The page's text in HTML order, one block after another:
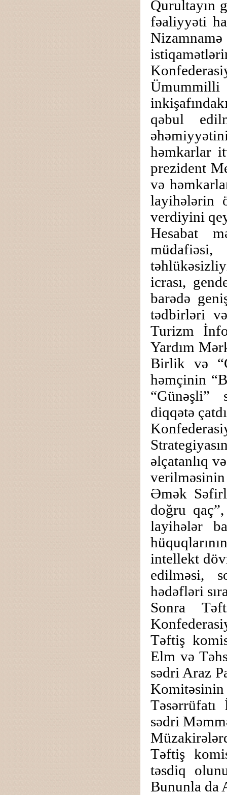
Qurultayın
fəaliyyəti
qəbul
həmkarlar
prezident
və
layihələrin
verdiyini
Hesabat
icrası,
barədə
tədbirləri
Turizm
Yardım
Birlik və
həmçinin
“Günəşli”
diqqətə
əlçatanlıq
Əmək
doğru
layihələr
intellekt
edilməsi,
hədəfləri
Sonra
Təftiş
Elm və
sədri Araz
sədri
Təftiş
təsdiq
Bununla da